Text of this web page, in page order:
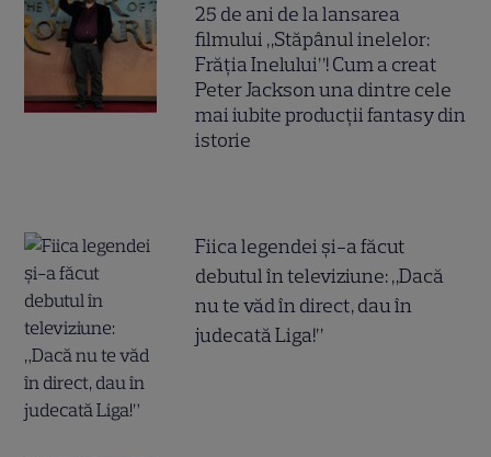
25 de ani de la lansarea
filmului „Stăpânul inelelor:
Frăția Inelului”! Cum a creat
Peter Jackson una dintre cele
mai iubite producții fantasy din
istorie
Fiica legendei și-a făcut
debutul în televiziune: „Dacă
nu te văd în direct, dau în
judecată Liga!”